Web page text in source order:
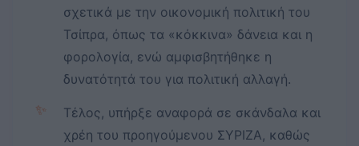
σχετικά με την οικονομική πολιτική του
Τσίπρα, όπως τα «κόκκινα» δάνεια και η
φορολογία, ενώ αμφισβητήθηκε η
δυνατότητά του για πολιτική αλλαγή.
✨
Τέλος, υπήρξε αναφορά σε σκάνδαλα και
χρέη του προηγούμενου ΣΥΡΙΖΑ, καθώς